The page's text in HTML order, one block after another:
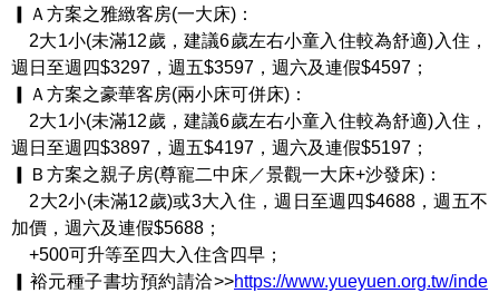
▎Ａ方案之雅緻客房(一大床)：
2大1小(未滿12歲，建議6歲左右小童入住較為舒適)入住，
週日至週四$3297，週五$3597，週六及連假$4597；
▎Ａ方案之豪華客房(兩小床可併床)：
2大1小(未滿12歲，建議6歲左右小童入住較為舒適)入住，
週日至週四$3897，週五$4197，週六及連假$5197；
▎Ｂ方案之親子房(尊寵二中床／景觀一大床+沙發床)：
2大2小(未滿12歲)或3大入住，週日至週四$4688，週五不
加價，週六及連假$5688；
+500可升等至四大入住含四早；
▎裕元種子書坊預約請洽>>https://www.yueyuen.org.tw/inde